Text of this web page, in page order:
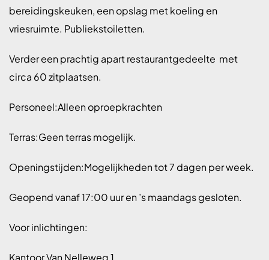
bereidingskeuken, een opslag met koeling en
vriesruimte. Publiekstoiletten.
Verder een prachtig apart restaurantgedeelte met
circa 60 zitplaatsen.
Personeel:Alleen oproepkrachten
Terras:Geen terras mogelijk.
Openingstijden:Mogelijkheden tot 7 dagen per week.
Geopend vanaf 17:00 uur en ’s maandags gesloten.
Voor inlichtingen: